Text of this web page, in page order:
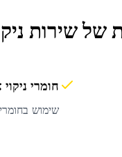
של שירות
חומרי ניקוי
שימוש בחומרי